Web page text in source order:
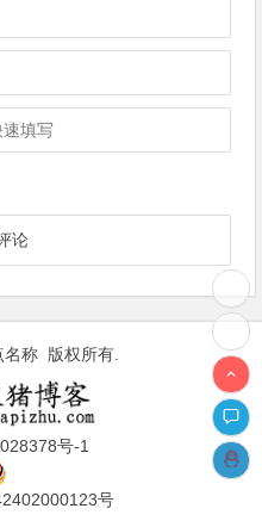
称 版权所有.
号-1
号